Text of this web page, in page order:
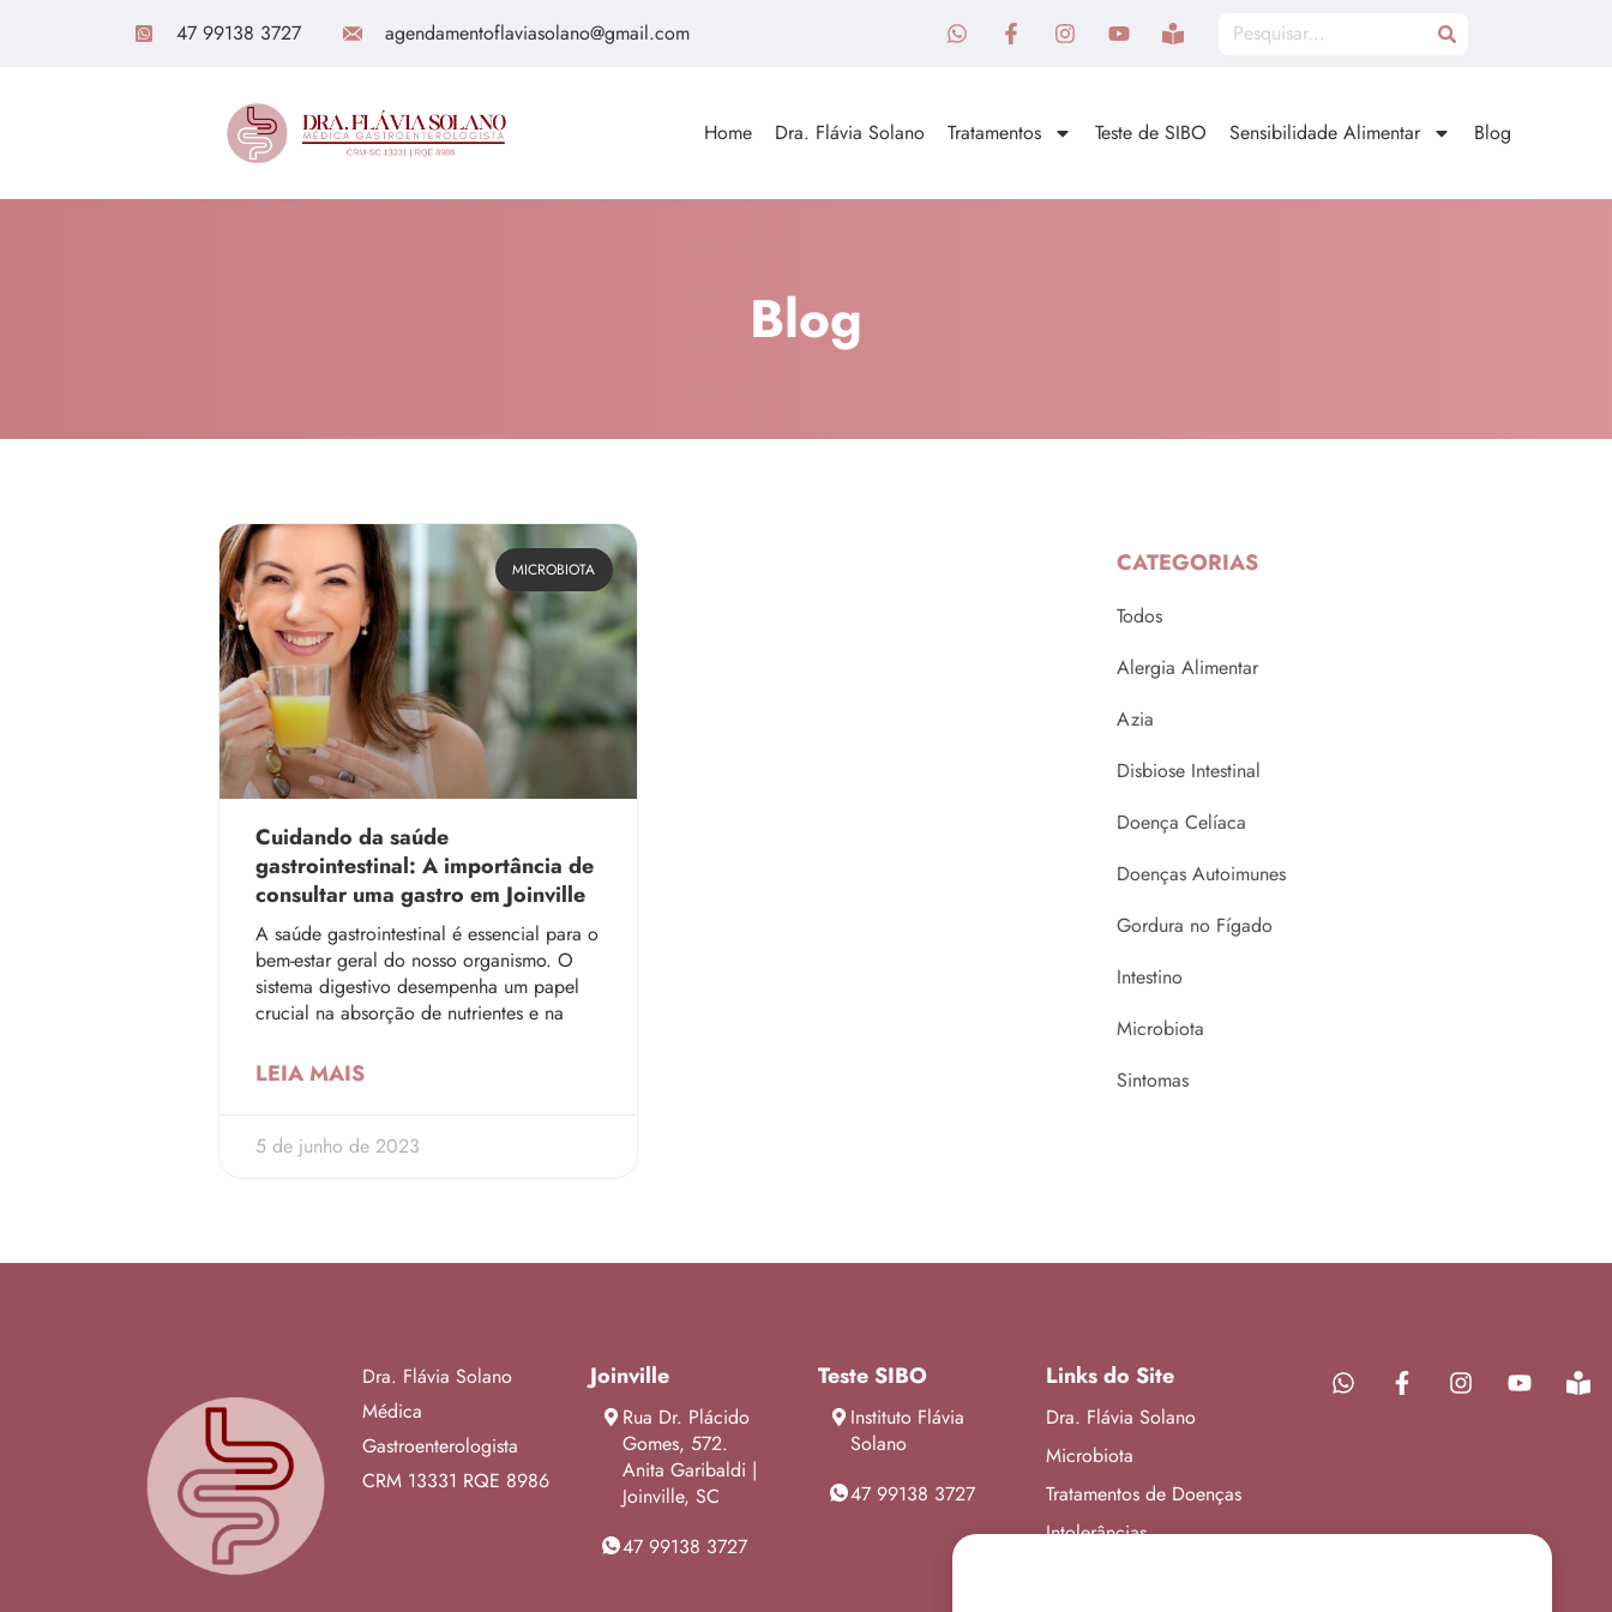
47 99138 3727 agendamentoflaviasolano@gmail.com
Home Dra. Flávia Solano Tratamentos Teste de SIBO Sensibilidade Alimentar Blog
Blog
MICROBIOTA
Cuidando da saúde
gastrointestinal: A importância de
consultar uma gastro em Joinville
A saúde gastrointestinal é essencial para o
bem-estar geral do nosso organismo. O
sistema digestivo desempenha um papel
crucial na absorção de nutrientes e na
LEIA MAIS
5 de junho de 2023
CATEGORIAS
Todos
Alergia Alimentar
Azia
Disbiose Intestinal
Doença Celíaca
Doenças Autoimunes
Gordura no Fígado
Intestino
Microbiota
Sintomas
Dra. Flávia Solano
Médica
Gastroenterologista
CRM 13331 RQE 8986
Joinville
Rua Dr. Plácido
Gomes, 572.
Anita Garibaldi |
Joinville, SC
47 99138 3727
Teste SIBO
Instituto Flávia
Solano
47 99138 3727
Links do Site
Dra. Flávia Solano
Microbiota
Tratamentos de Doenças
Intolerâncias